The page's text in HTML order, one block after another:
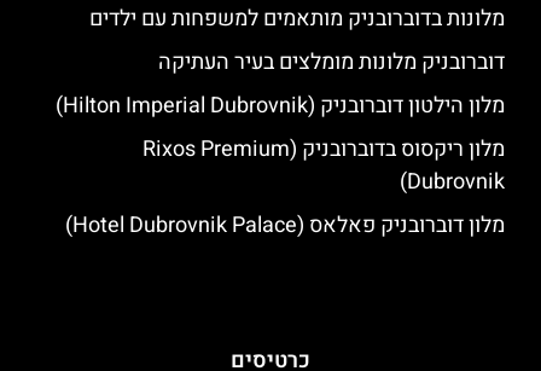
מלונות בדוברובניק מותאמים למשפחות עם ילדים
דוברובניק מלונות מומלצים בעיר העתיקה
מלון הילטון דוברובניק (Hilton Imperial Dubrovnik)
מלון ריקסוס בדוברובניק (Rixos Premium
Dubrovnik)
מלון דוברובניק פאלאס (Hotel Dubrovnik Palace)
כרטיסים